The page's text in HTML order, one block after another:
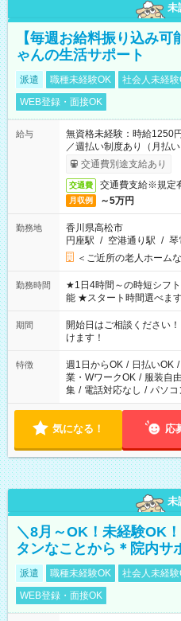
未
【毎週お給料振り込み
ゃんの生活サポート
派遣 職種未経験OK 社会人未経験
WEB登録・面接OK
給与
無資格未経験：時給
／週払い制度あり（月払
了次第のお支払いとなりま
交通費別途支給あり
交通費 交通費支給※規定
月収例 ～5万円
勤務地
香川県高松市
円座駅 / 空港通り駅 / 琴
＜ご近所の老人ホーム
勤務時間
★1日4時間～の時短シフトOK ★もちろんフルタイムシ
能 ★スタート時間選べま
20:00 など 残業なし！ ※Wワークの場合、他のお仕事と合わせ
週40時間超の就業はご案
間以上勤務は社会保険へ
（日雇い派遣の原則禁止
案内が難しい場合があり
期間
開始日はご相談ください
けます！
特徴 週1日からOK / 日払いOK /
業・WワークOK / 服装自由
集 / 電話対応なし / パソコ
気になる！ 応
未
＼8月～OK！未経験OK
タンなことから＊院内サ
派遣 職種未経験OK 社会人未経験
WEB登録・面接OK